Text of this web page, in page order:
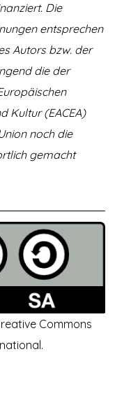
Die
entsprechen
Autors bzw. der
die der
Kultur (EACEA)
noch die
gemacht
Commons
.